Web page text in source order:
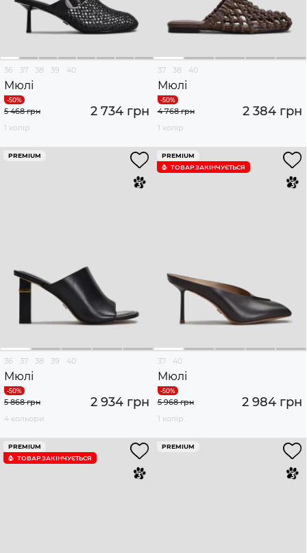
36 37 38 39 40
Мюлі
2 734 грн
5 468 грн
1 колір
37 38 40
Мюлі
2 384 грн
4 768 грн
1 колір
PREMIUM
36 37 38 39 40
Мюлі
2 934 грн
5 868 грн
4 кольори
PREMIUM
ТОВАР ЗАКІНЧУЄTЬСЯ
37 40
Мюлі
2 984 грн
5 968 грн
1 колір
PREMIUM
ТОВАР ЗАКІНЧУЄTЬСЯ
PREMIUM